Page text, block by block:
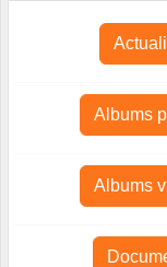
Albums
Albums